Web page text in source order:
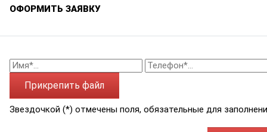
ОФОРМИТЬ ЗАЯВКУ
Прикрепить файл
Звездочкой (*) отмечены поля, обязательные для